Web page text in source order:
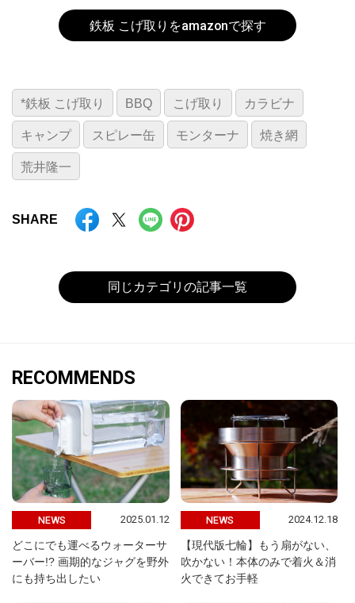
鉄板 こげ取りをamazonで探す
*鉄板 こげ取り BBQ こげ取り カラビナ
キャンプ スピレー缶 モンターナ 焼き網
荒井隆一
SHARE
同じカテゴリの記事一覧
RECOMMENDS
NEWS 2025.01.12
どこにでも運べるウォーターサ
ーバー!? 画期的なジャグを野外
にも持ち出したい
NEWS 2024.12.18
【現代版七輪】もう扇がない、
吹かない！本体のみで着火＆消
火できてお手軽